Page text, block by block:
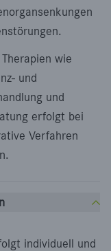
wie
und
und
erfolgt bei
Verfahren
individuell und